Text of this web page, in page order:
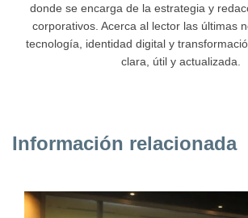
donde se encarga de la estrategia y
corporativos. Acerca al lector las últimas
tecnología, identidad digital y
clara, útil y actualizada.
Información relacionada